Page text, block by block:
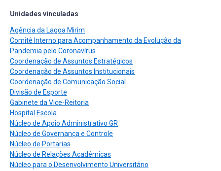
Unidades vinculadas
Agência da Lagoa Mirim
Comitê Interno para Acompanhamento da Evolução da
Pandemia pelo Coronavírus
Coordenação de Assuntos Estratégicos
Coordenação de Assuntos Institucionais
Coordenação de Comunicação Social
Divisão de Esporte
Gabinete da Vice-Reitoria
Hospital Escola
Núcleo de Apoio Administrativo GR
Núcleo de Governança e Controle
Núcleo de Portarias
Núcleo de Relações Acadêmicas
Núcleo para o Desenvolvimento Universitário